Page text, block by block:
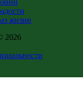
жизни
2026